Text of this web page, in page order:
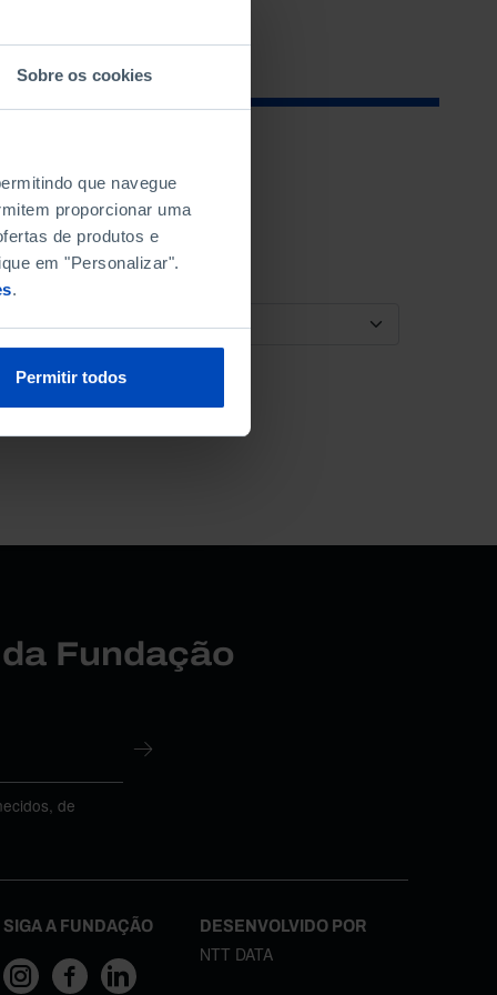
Sobre os cookies
que navegue
proporcionar uma
de produtos e
em "Personalizar".
.
Permitir todos
ORDENAR POR
Fundação
de
SIGA A FUNDAÇÃO DESENVOLVIDO POR
NTT DATA